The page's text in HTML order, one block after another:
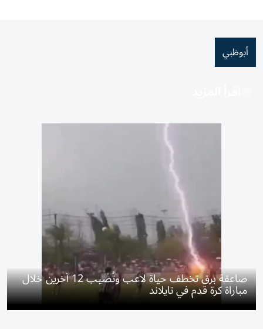
أبوظبي
صاعقة برق تخطف حياة لاعب وتُصيب 12 آخرين خلال
مباراة كرة قدم في تايلاند